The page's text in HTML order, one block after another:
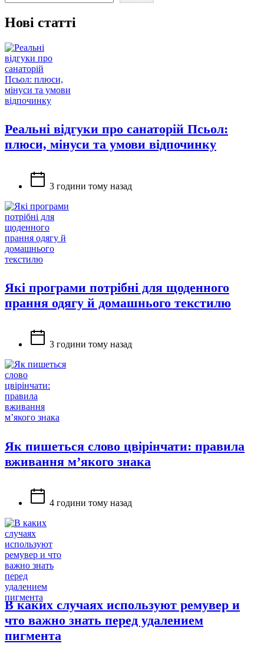
Нові статті
Реальні відгуки про санаторій Псьол:
плюси, мінуси та умови відпочинку
3 години тому назад
Які програми потрібні для щоденного
прання одягу й домашнього текстилю
3 години тому назад
Як пишеться слово цвірінчати: правила
вживання м’якого знака
4 години тому назад
В каких случаях используют ремувер и
что важно знать перед удалением
пигмента